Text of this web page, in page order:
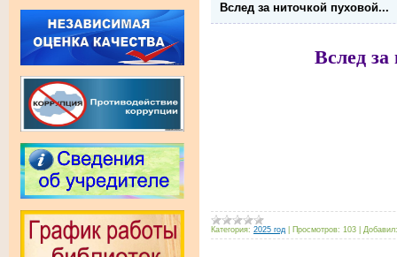
Вслед за ниточкой пуховой...
Вслед
Категория: 2025 год Просмотров: 103 Добавил: